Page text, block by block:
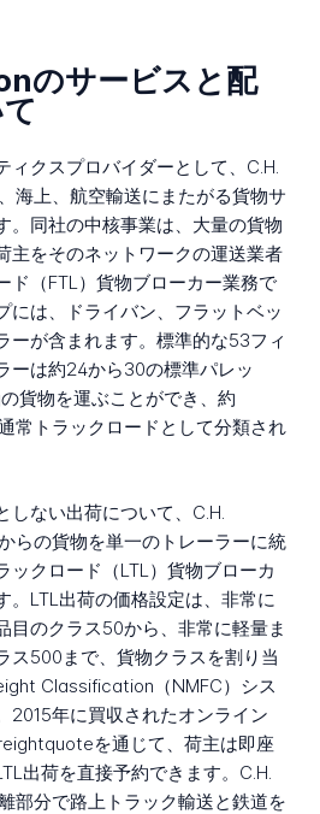
のサービスと配
ィクスプロバイダーとして、C.H.
海上、航空輸送にまたがる貨物サ
。同社の中核事業は、大量の貨物
主をそのネットワークの運送業者
ド（FTL）貨物ブローカー業務で
には、ドライバン、フラットベッ
ーが含まれます。標準的な53フィ
ーは約24から30の標準パレッ
貨物を運ぶことができ、約
常トラックロードとして分類され
しない出荷について、C.H.
らの貨物を単一のトレーラーに統
ックロード（LTL）貨物ブローカ
。LTL出荷の価格設定は、非常に
目のクラス50から、非常に軽量ま
ス500まで、貨物クラスを割り当
Classification（NMFC）シス
2015年に買収されたオンライン
を通じて、荷主は即座
出荷を直接予約できます。C.H.
部分で路上トラック輸送と鉄道を